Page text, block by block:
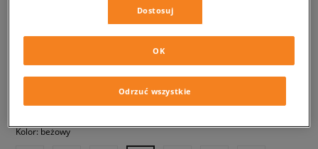
459,99 zł
SIZEERCLUB
Kolor:beżowy
Dostosuj
Odrzuć wszystkie
OK